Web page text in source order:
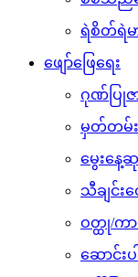
ရဲစိတ်ရဲမာ
ဖျော်ဖြေရေး
ဂုဏ်ပြုဇ
မှတ်တမ်း
မွေးနေ့ဆု
သီချင်းတ
ဝတ္ထု/ကာ
ဆောင်းပါ